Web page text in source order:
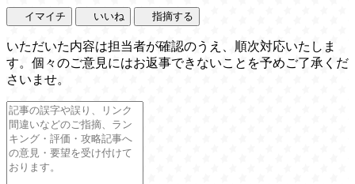
イマイチ いいね 指摘する
いただいた内容は担当者が確認のうえ、順次対応いたしま
す。個々のご意見にはお返事できないことを予めご了承くだ
さいませ。